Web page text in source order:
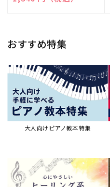
おすすめ特集
大人向けピアノ教本特集